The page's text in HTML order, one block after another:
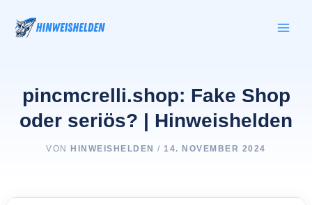
Inhalt
springen
pincmcrelli.shop: Fake Shop
oder seriös? | Hinweishelden
VON HINWEISHELDEN/14. NOVEMBER 2024